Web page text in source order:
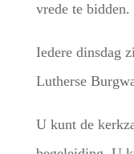
vrede te bidden.
Iedere dinsdag
Lutherse
U kunt de